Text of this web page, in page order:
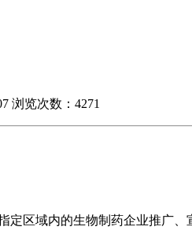
浏览次数：4271
定区域内的生物制药企业推广